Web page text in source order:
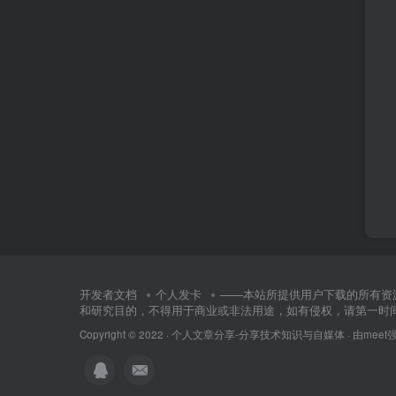
开发者文档 个人发卡
——本站所提供用户下载的所有资
和研究目的，不得用于商业或非法用途，如有侵权，请第一时
Copyright © 2022 · 个人文章分享-分享技术知识与自媒体 · 由meet